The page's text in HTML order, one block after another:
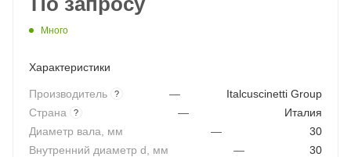
Много
Характеристики
Производитель ? —
Italcuscinetti Group
Страна
? —
Италия
Диаметр вала, мм
—
30
Внутренний диаметр d, мм
—
30